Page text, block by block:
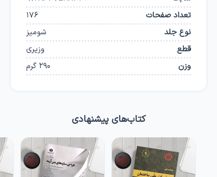
تعداد صفحات
176
نوع جلد
شومیز
قطع
وزیری
وزن
290 گرم
کتاب‌های پیشنهادی